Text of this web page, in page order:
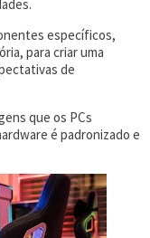
específicos,
para criar uma
de
que os PCs
é padronizado e